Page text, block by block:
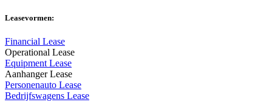
Leasevormen:
Financial Lease
Operational Lease
Equipment Lease
Aanhanger Lease
Personenauto Lease
Bedrijfswagens Lease